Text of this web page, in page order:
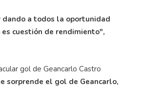
a todos la oportunidad
cuestión de rendimiento",
gol de Geancarlo Castro
sorprende el gol de Geancarlo,